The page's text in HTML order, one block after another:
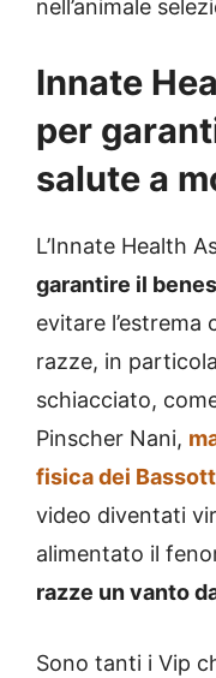
nell’animale
Innate
per
salute a
L’Innate Health
garantire il
evitare
razze, in
schiacciato,
Pinscher Nani,
fisica dei
video diventati
alimentato il
razze un vanto
Sono tanti i Vip